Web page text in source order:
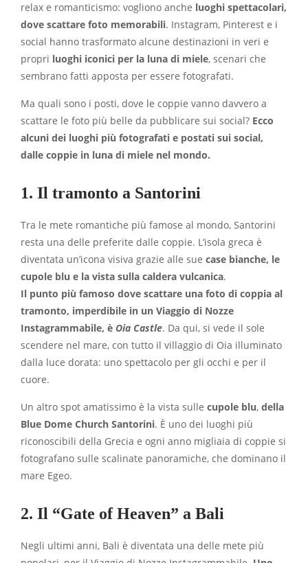
relax e romanticismo: vogliono anche luoghi spettacolari,
dove scattare foto memorabili. Instagram, Pinterest e i
social hanno trasformato alcune destinazioni in veri e
propri luoghi iconici per la luna di miele, scenari che
sembrano fatti apposta per essere fotografati.
Ma quali sono i posti, dove le coppie vanno davvero a
scattare le foto più belle da pubblicare sui social? Ecco
alcuni dei luoghi più fotografati e postati sui social,
dalle coppie in luna di miele nel mondo.
1. Il tramonto a Santorini
Tra le mete romantiche più famose al mondo, Santorini
resta una delle preferite dalle coppie. L’isola greca è
diventata un’icona visiva grazie alle sue case bianche, le
cupole blu e la vista sulla caldera vulcanica.
Il punto più famoso dove scattare una foto di coppia al
tramonto, imperdibile in un Viaggio di Nozze
Instagrammabile, è Oia Castle. Da qui, si vede il sole
scendere nel mare, con tutto il villaggio di Oia illuminato
dalla luce dorata: uno spettacolo per gli occhi e per il
cuore.
Un altro spot amatissimo è la vista sulle cupole blu, della
Blue Dome Church Santorini. È uno dei luoghi più
riconoscibili della Grecia e ogni anno migliaia di coppie si
fotografano sulle scalinate panoramiche, che dominano il
mare Egeo.
2. Il “Gate of Heaven” a Bali
Negli ultimi anni, Bali è diventata una delle mete più